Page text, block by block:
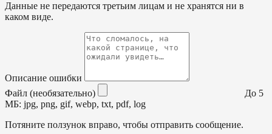
Данные не передаются третьим лицам и не хранятся ни в
каком виде.
Описание ошибки
Файл (необязательно)
До 5
МБ: jpg, png, gif, webp, txt, pdf, log
Потяните ползунок вправо, чтобы отправить сообщение.